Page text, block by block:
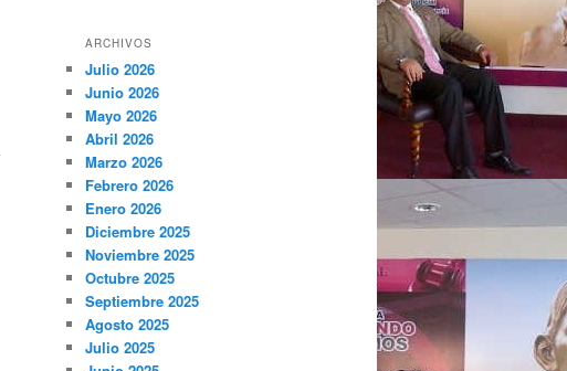
ARCHIVOS
Julio 2026
Junio 2026
Mayo 2026
Abril 2026
Marzo 2026
Febrero 2026
Enero 2026
Diciembre 2025
Noviembre 2025
Octubre 2025
Septiembre 2025
Agosto 2025
Julio 2025